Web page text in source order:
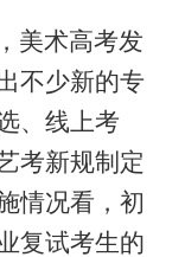
美术高考发
不少新的专
、线上考
考新规制定
情况看，初
复试考生的